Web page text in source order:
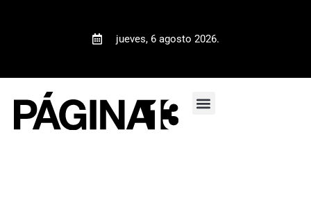
jueves, 6 agosto 2026.